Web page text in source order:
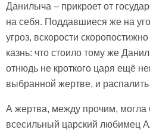
Данилыча – прикроет от
на себя. Поддавшиеся же на
угроз, вскорости
казнь: что стоило тому же
отнюдь не кроткого царя ещё
выбранной жертве, и
А жертва, между прочим, могла
всесильный царский любимец